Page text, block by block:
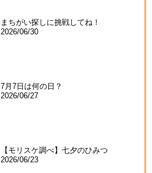
まちがい探しに挑戦してね！
2026/06/30
7月7日は何の日？
2026/06/27
【モリスケ調べ】七夕のひみつ
2026/06/23